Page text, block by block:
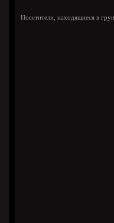
Посетители, находящиеся в